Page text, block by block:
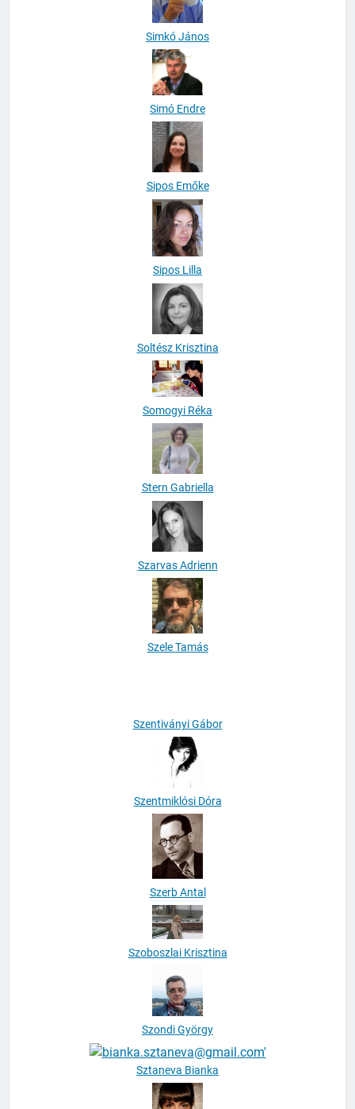
Simkó János
Simó Endre
Sipos Emőke
Sipos Lilla
Soltész Krisztina
Somogyi Réka
Stern Gabriella
Szarvas Adrienn
Szele Tamás
Szentiványi Gábor
Szentmiklósi Dóra
Szerb Antal
Szoboszlai Krisztina
Szondi György
Sztaneva Bianka